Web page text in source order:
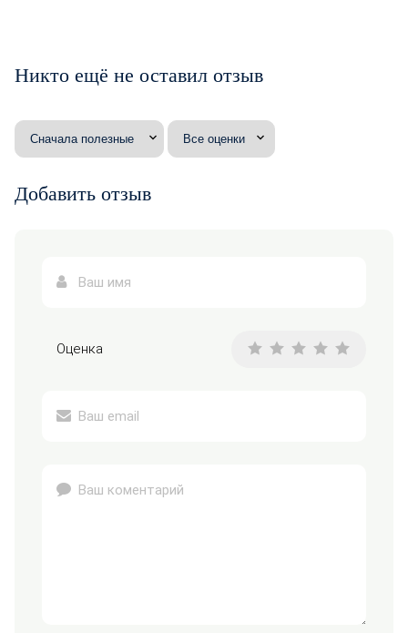
Никто ещё не оставил отзыв
Добавить отзыв
Оценка